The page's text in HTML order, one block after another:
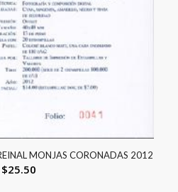
MONJAS CORONADAS 2012
$25.50